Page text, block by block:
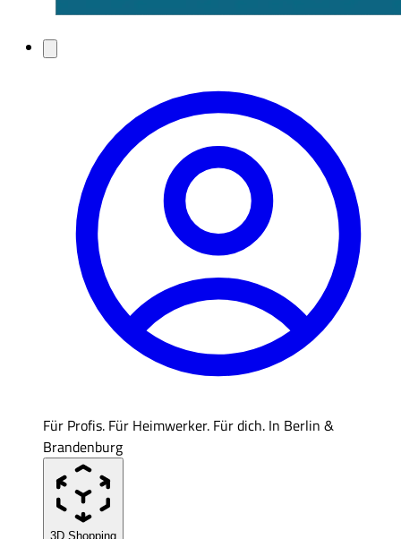
Für Profis. Für Heimwerker. Für dich. In Berlin &
Brandenburg
3D Shopping